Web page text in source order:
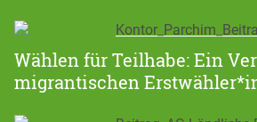
Wählen für Teilhabe: Ein
migrantischen